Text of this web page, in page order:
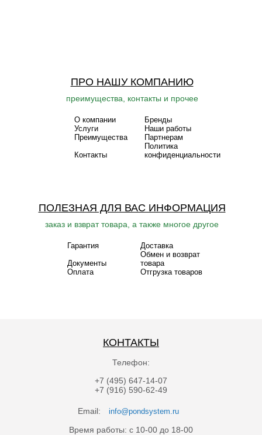
ПРО НАШУ КОМПАНИЮ
преимущества, контакты и прочее
О компании
Бренды
Услуги
Наши работы
Преимущества
Партнерам
Контакты
Политика
конфиденциальности
ПОЛЕЗНАЯ ДЛЯ ВАС ИНФОРМАЦИЯ
заказ и взврат товара, а также многое другое
Гарантия
Доставка
Документы
Обмен и возврат
товара
Оплата
Отгрузка товаров
КОНТАКТЫ
Телефон:
+7 (495) 647-14-07
+7 (916) 590-62-49
Email: info@pondsystem.ru
Время работы: с 10-00 до 18-00